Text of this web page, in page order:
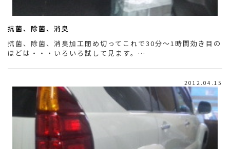
抗菌、除菌、消臭
抗菌、除菌、消臭加工閉め切ってこれで30分～1時間効き目の
ほどは・・・いろいろ試して見ます。…
2012.04.15